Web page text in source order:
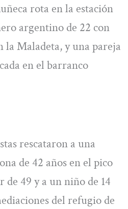
rota en la estación
argentino de 22 con
la Maladeta, y una pareja
en el barranco
rescataron a una
de 42 años en el pico
49 y a un niño de 14
del refugio de